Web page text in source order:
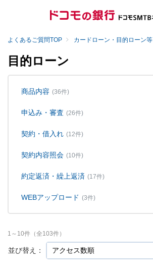
よくあるご質問TOP カードローン・目的ローン等
目的ローン
商品内容 (36件)
申込み・審査 (26件)
契約・借入れ (12件)
契約内容照会 (10件)
約定返済・繰上返済 (17件)
WEBアップロード (3件)
並び替え：
1 ～ 10件（全103件）